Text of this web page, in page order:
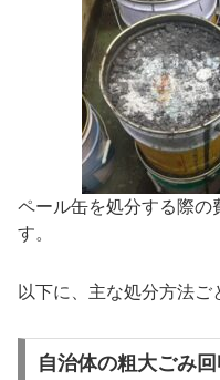
ペール缶を処分する際の
す。
以下に、主な処分方法ご
自治体の粗大ごみ回